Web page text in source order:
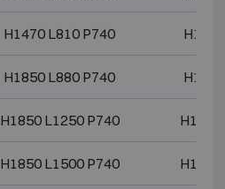
H1470 L810 P740
H1850 L880 P740
H1850 L1250 P740 H1680
H1850 L1500 P740 H1680